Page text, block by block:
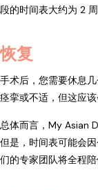
段的时间表大约为 2 周
恢复
手术后，您需要休息
痉挛或不适，但这应
总体而言，My Asian
但是，时间表可能会
们的专家团队将全程